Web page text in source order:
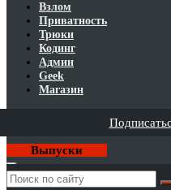
Взлом
Приватность
Трюки
Кодинг
Админ
Geek
Магазин
Выпуски
Годовая
подписка